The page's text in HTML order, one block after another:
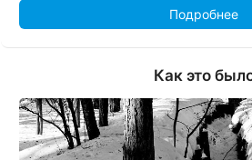
Подробнее
Как это